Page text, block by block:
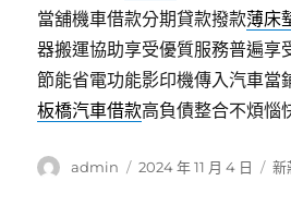
當舖機車借款分期貸款撥款薄床
器搬運協助享受優質服務普遍享
節能省電功能影印機傳入汽車當
板橋汽車借款高負債整合不煩惱
作
admin
發
2024 年 11 月 4 日
分
新